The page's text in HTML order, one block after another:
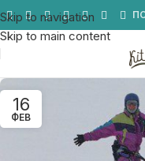
Skip to navigation
Skip to main content
16
ФЕВ